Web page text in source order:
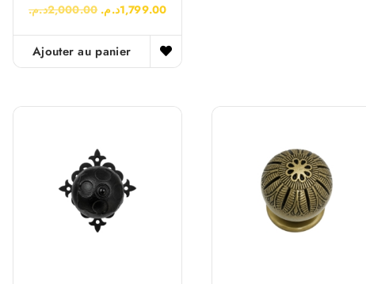
2,000.00د.م. 1,799.00د.م.
Ajouter au panier